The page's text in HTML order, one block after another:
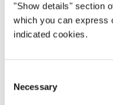
"Show details" section
which you can express
indicated cookies.
Selection
Necessary
ARMCHAIR -